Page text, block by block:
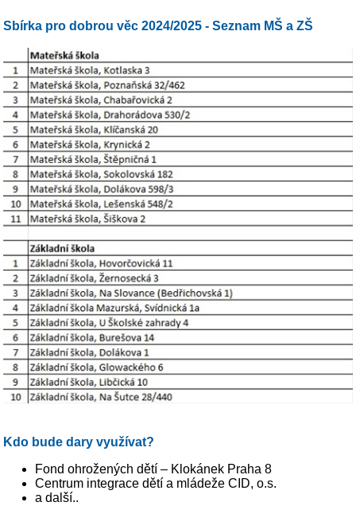
Sbírka pro dobrou věc 2024/2025 - Seznam MŠ a ZŠ
Kdo bude dary využívat?
Fond ohrožených dětí – Klokánek Praha 8
Centrum integrace dětí a mládeže CID, o.s.
a další..